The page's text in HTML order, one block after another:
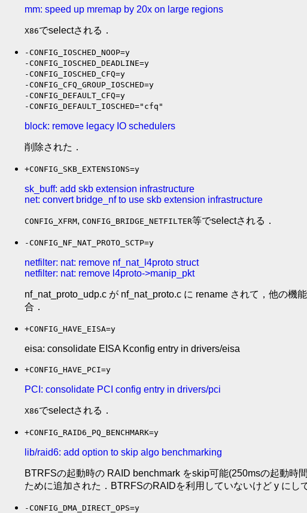
mm: speed up mremap by 20x on large regions
X86でselectされる．
-CONFIG_IOSCHED_NOOP=y
-CONFIG_IOSCHED_DEADLINE=y
-CONFIG_IOSCHED_CFQ=y
-CONFIG_CFQ_GROUP_IOSCHED=y
-CONFIG_DEFAULT_CFQ=y
-CONFIG_DEFAULT_IOSCHED="cfq"
block: remove legacy IO schedulers
削除された．
+CONFIG_SKB_EXTENSIONS=y
sk_buff: add skb extension infrastructure
net: convert bridge_nf to use skb extension infrastructure
CONFIG_XFRM, CONFIG_BRIDGE_NETFILTER等でselectされる．
-CONFIG_NF_NAT_PROTO_SCTP=y
netfilter: nat: remove nf_nat_l4proto struct
netfilter: nat: remove l4proto->manip_pkt
nf_nat_proto_udp.c が nf_nat_proto.c に rename されて，他の機
合．
+CONFIG_HAVE_EISA=y
eisa: consolidate EISA Kconfig entry in drivers/eisa
+CONFIG_HAVE_PCI=y
PCI: consolidate PCI config entry in drivers/pci
X86でselectされる．
+CONFIG_RAID6_PQ_BENCHMARK=y
lib/raid6: add option to skip algo benchmarking
BTRFSの起動時の RAID benchmark をskip可能(250msの起動時
ために追加された．BTRFSのRAIDを利用していないけど y にし
-CONFIG_DMA_DIRECT_OPS=y